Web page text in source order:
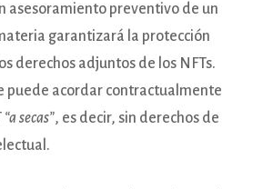
asesoramiento preventivo de un
garantizará la protección
derechos adjuntos de los NFTs.
puede acordar contractualmente
“a secas”, es decir, sin derechos de